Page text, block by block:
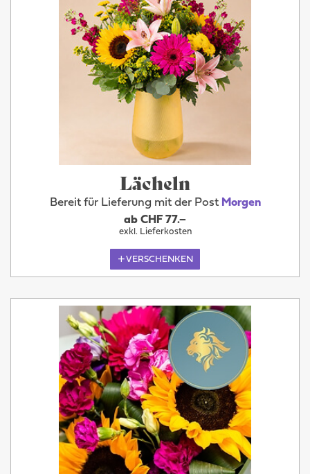
Lächeln
Bereit für Lieferung mit der Post Morgen
ab CHF 77.–
exkl. Lieferkosten
VERSCHENKEN